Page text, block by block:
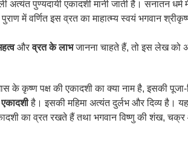
पुण्यदायी एकादशी मानी जाती है। सनातन धर्म
में वर्णित इस व्रत का माहात्म्य स्वयं भगवान
औरव्रत के लाभजानना चाहते हैं, तो इस लेख को
के कृष्ण पक्ष की एकादशी का क्या नाम है, इसकी
है। इसकी महिमा अत्यंत दुर्लभ और दिव्य है।
का व्रत रखते हैं तथा भगवान विष्णु की शंख, चक्र